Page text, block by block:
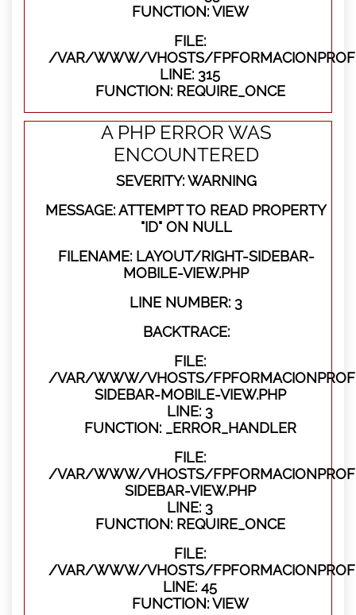
FUNCTION: VIEW
FILE:
/VAR/WWW/VHOSTS/
LINE: 315
FUNCTION: REQUIRE_ONCE
A PHP ERROR WAS
ENCOUNTERED
SEVERITY: WARNING
MESSAGE: ATTEMPT TO READ PROPERTY
"ID" ON NULL
FILENAME: LAYOUT/RIGHT-SIDEBAR-
MOBILE-VIEW.PHP
LINE NUMBER: 3
BACKTRACE:
FILE:
/VAR/WWW/VHOSTS/
SIDEBAR-MOBILE-VIEW.PHP
LINE: 3
FUNCTION: _ERROR_HANDLER
FILE:
/VAR/WWW/VHOSTS/
SIDEBAR-VIEW.PHP
LINE: 3
FUNCTION: REQUIRE_ONCE
FILE:
/VAR/WWW/VHOSTS/
LINE: 45
FUNCTION: VIEW